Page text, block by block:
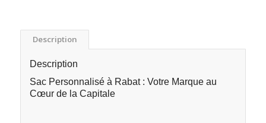
Description
Description
Sac Personnalisé à Rabat : Votre Marque au
Cœur de la Capitale